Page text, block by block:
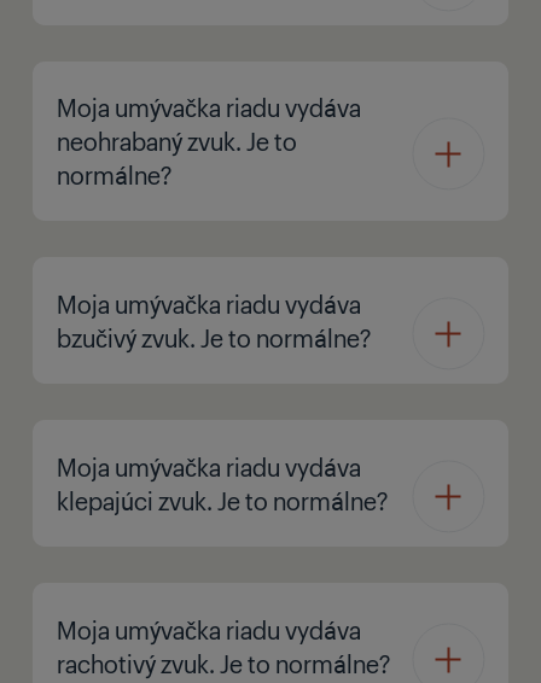
Moja umývačka riadu vydáva
neohrabaný zvuk. Je to
normálne?
Moja umývačka riadu vydáva
bzučivý zvuk. Je to normálne?
Moja umývačka riadu vydáva
klepajúci zvuk. Je to normálne?
Moja umývačka riadu vydáva
rachotivý zvuk. Je to normálne?